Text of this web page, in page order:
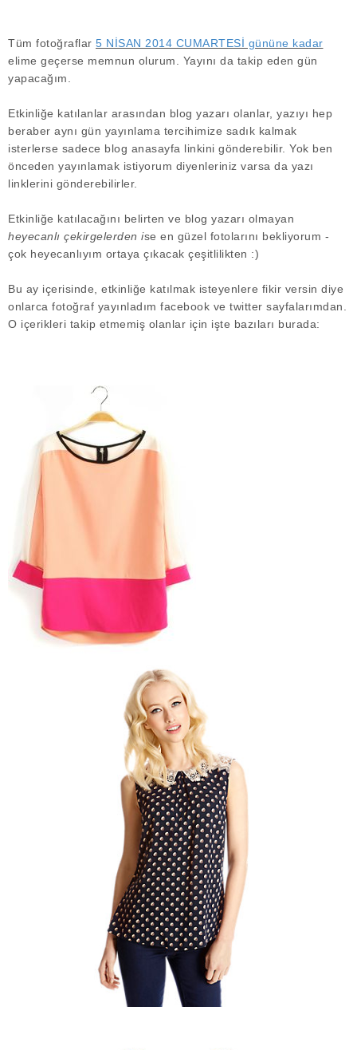
Tüm fotoğraflar 5 NİSAN 2014 CUMARTESİ gününe kadar
elime geçerse memnun olurum. Yayını da takip eden gün
yapacağım.
Etkinliğe katılanlar arasından blog yazarı olanlar, yazıyı hep
beraber aynı gün yayınlama tercihimize sadık kalmak
isterlerse sadece blog anasayfa linkini gönderebilir. Yok ben
önceden yayınlamak istiyorum diyenleriniz varsa da yazı
linklerini gönderebilirler.
Etkinliğe katılacağını belirten ve blog yazarı olmayan
heyecanlı çekirgelerden ise en güzel fotolarını bekliyorum -
çok heyecanlıyım ortaya çıkacak çeşitlilikten :)
Bu ay içerisinde, etkinliğe katılmak isteyenlere fikir versin diye
onlarca fotoğraf yayınladım facebook ve twitter sayfalarımdan.
O içerikleri takip etmemiş olanlar için işte bazıları burada: